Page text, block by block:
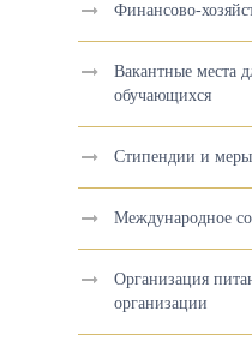
Финансово-
Вакантные места
обучающихся
Стипендии и
Международное
Организация
организации